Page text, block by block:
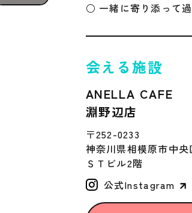
○ 一緒に寄り添って
会える施設
ANELLA CAFE
淵野辺店
〒252-0233
神奈川県相模原市中
ＳＴビル2階
公式Instagram